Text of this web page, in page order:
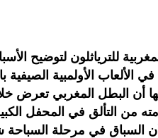
للترياثلون لتوضيح
الأولمبية الصيفية
أن البطل المغربي تعرض
من التألق في المحفل
السباق في مرحلة السباحة